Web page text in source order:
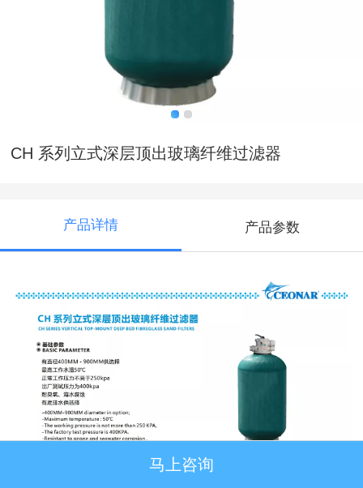
CH 系列立式深层顶出玻璃纤维过滤器
产品详情 产品参数
马上咨询